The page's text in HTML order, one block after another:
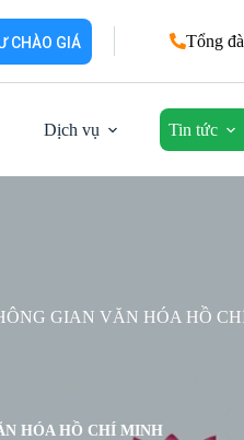
CHÀO GIÁ Tổng
Dịch vụ Tin tức
GIAN VĂN HÓA HỒ
HÓA HỒ CHÍ MINH